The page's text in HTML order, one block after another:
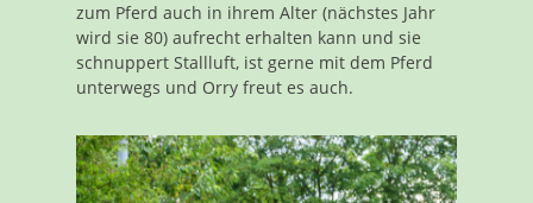
zum Pferd auch in ihrem Alter (nächstes Jahr
wird sie 80) aufrecht erhalten kann und sie
schnuppert Stallluft, ist gerne mit dem Pferd
unterwegs und Orry freut es auch.